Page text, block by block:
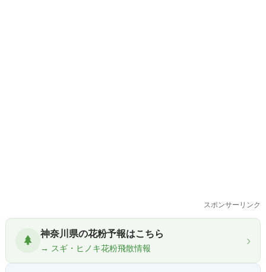
スポンサーリンク
神奈川県の花粉予報はこちら
→ スギ・ヒノキ花粉飛散情報
›